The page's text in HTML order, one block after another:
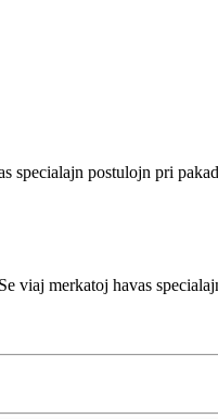
specialajn postulojn pri
viaj merkatoj havas